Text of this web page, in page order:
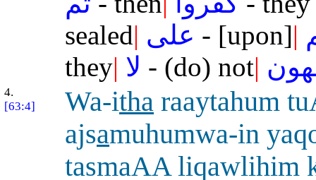
sealed| على - [upon]|
they| لا - (do) not|
4.
[63:4]
Wa-itha raaytahum
ajsamuhumwa-in
tasmaAA liqawlihim